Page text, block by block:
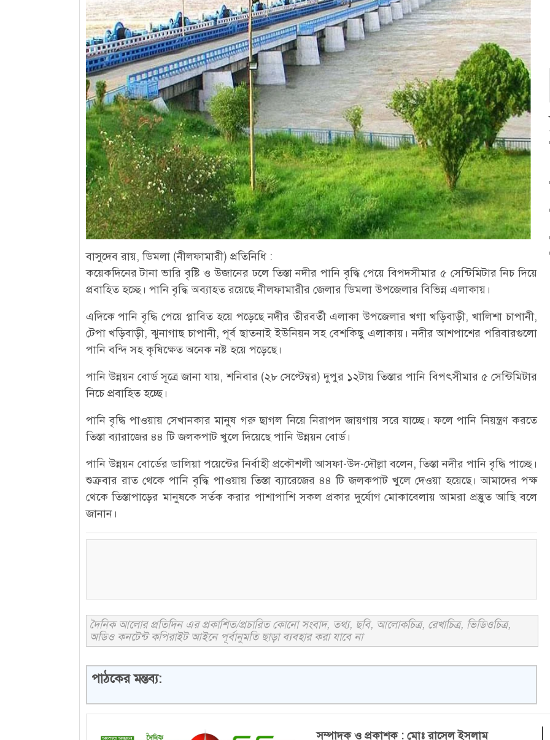
বাসুদেব রায়, ডিমলা (নীলফামারী) প্রতিনিধি :
কয়েকদিনের টানা ভারি বৃষ্টি ও উজানের ঢলে তিস্তা নদীর পানি বৃদ্ধি পেয়ে বিপদসীমার ৫ সেন্টিমিটার নিচ দিয়ে
প্রবাহিত হচ্ছে। পানি বৃদ্ধি অব্যাহত রয়েছে নীলফামারীর জেলার ডিমলা উপজেলার বিভিন্ন এলাকায়।
এদিকে পানি বৃদ্ধি পেয়ে প্লাবিত হয়ে পড়েছে নদীর তীরবর্তী এলাকা উপজেলার খগা খড়িবাড়ী, খালিশা চাপানী,
টেপা খড়িবাড়ী, ঝুনাগাছ চাপানী, পূর্ব ছাতনাই ইউনিয়ন সহ বেশকিছু এলাকায়। নদীর আশপাশের পরিবারগুলো
পানি বন্দি সহ কৃষিক্ষেত অনেক নষ্ট হয়ে পড়েছে।
পানি উন্নয়ন বোর্ড সূত্রে জানা যায়, শনিবার (২৮ সেপ্টেম্বর) দুপুর ১২টায় তিস্তার পানি বিপৎসীমার ৫ সেন্টিমিটার
নিচে প্রবাহিত হচ্ছে।
পানি বৃদ্ধি পাওয়ায় সেখানকার মানুষ গরু ছাগল নিয়ে নিরাপদ জায়গায় সরে যাচ্ছে। ফলে পানি নিয়ন্ত্রণ করতে
তিস্তা ব্যারাজের ৪৪ টি জলকপাট খুলে দিয়েছে পানি উন্নয়ন বোর্ড।
পানি উন্নয়ন বোর্ডের ডালিয়া পয়েন্টের নির্বাহী প্রকৌশলী আসফা-উদ-দৌল্লা বলেন, তিস্তা নদীর পানি বৃদ্ধি পাচ্ছে।
শুক্রবার রাত থেকে পানি বৃদ্ধি পাওয়ায় তিস্তা ব্যারেজের ৪৪ টি জলকপাট খুলে দেওয়া হয়েছে। আমাদের পক্ষ
থেকে তিস্তাপাড়ের মানুষকে সর্তক করার পাশাপাশি সকল প্রকার দুর্যোগ মোকাবেলায় আমরা প্রস্তুুত আছি বলে
জানান।
দৈনিক আলোর প্রতিদিন এর প্রকাশিত/প্রচারিত কোনো সংবাদ, তথ্য, ছবি, আলোকচিত্র, রেখাচিত্র, ভিডিওচিত্র,
অডিও কনটেন্ট কপিরাইট আইনে পূর্বানুমতি ছাড়া ব্যবহার করা যাবে না
পাঠকের মন্তব্য:
সম্পাদক ও প্রকাশক : মোঃ রাসেল ইসলাম